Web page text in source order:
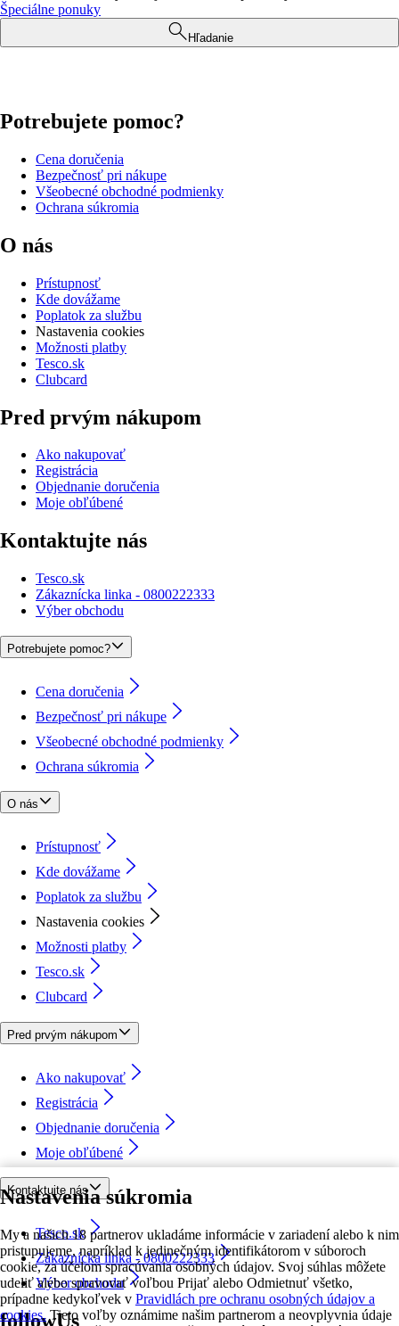
Nastavenia súkromia
My a našich 18 partnerov ukladáme informácie v zariadení alebo k nim
pristupujeme, napríklad k jedinečným identifikátorom v súboroch
cookie, za účelom spracúvania osobných údajov. Svoj súhlas môžete
udeliť alebo spravovať voľbou Prijať alebo Odmietnuť všetko,
prípadne kedykoľvek v Pravidlách pre ochranu osobných údajov a
cookies. Tieto voľby oznámime našim partnerom a neovplyvnia údaje
Špeciálne ponuky
Hľadanie
Potrebujete pomoc?
Cena doručenia
Bezpečnosť pri nákupe
Všeobecné obchodné podmienky
Ochrana súkromia
O nás
Prístupnosť
Kde dovážame
Poplatok za službu
Nastavenia cookies
Možnosti platby
Tesco.sk
Clubcard
Pred prvým nákupom
Ako nakupovať
Registrácia
Objednanie doručenia
Moje obľúbené
Kontaktujte nás
Tesco.sk
Zákaznícka linka - 0800222333
Výber obchodu
Potrebujete pomoc?
Cena doručenia
Bezpečnosť pri nákupe
Všeobecné obchodné podmienky
Ochrana súkromia
O nás
Prístupnosť
Kde dovážame
Poplatok za službu
Nastavenia cookies
Možnosti platby
Tesco.sk
Clubcard
Pred prvým nákupom
Ako nakupovať
Registrácia
Objednanie doručenia
Moje obľúbené
Kontaktujte nás
Tesco.sk
Zákaznícka linka - 0800222333
Výber obchodu
followUs